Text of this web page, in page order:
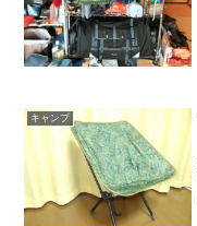
キャンプ